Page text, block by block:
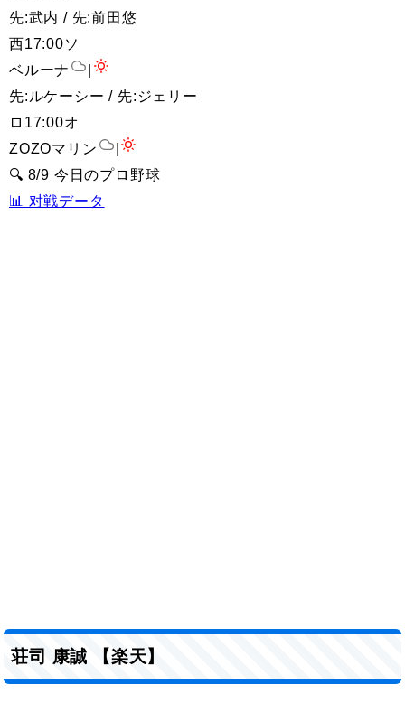
先:武内 / 先:前田悠
西17:00ソ
ベルーナ
先:ルケーシー / 先:ジェリー
ロ 17:00オ
ZOZOマリン
🔍 8/9 今日のプロ野球
📊 对戦データ
荘司 康誠 【楽天】